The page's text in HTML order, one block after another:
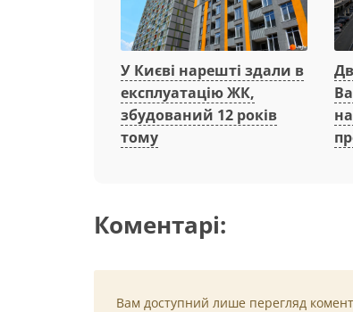
У Києві нарешті здали в
експлуатацію ЖК,
збудований 12 років
тому
Коментарі:
Вам доступний лише перегляд